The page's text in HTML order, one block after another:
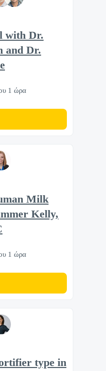
with Dr.
and Dr.
1 ώρα
Milk
Kelly,
1 ώρα
type in